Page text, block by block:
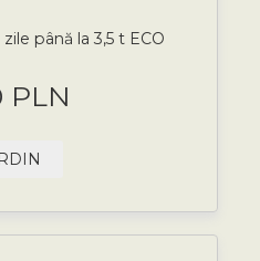
până la 3,5 t ECO
PLN